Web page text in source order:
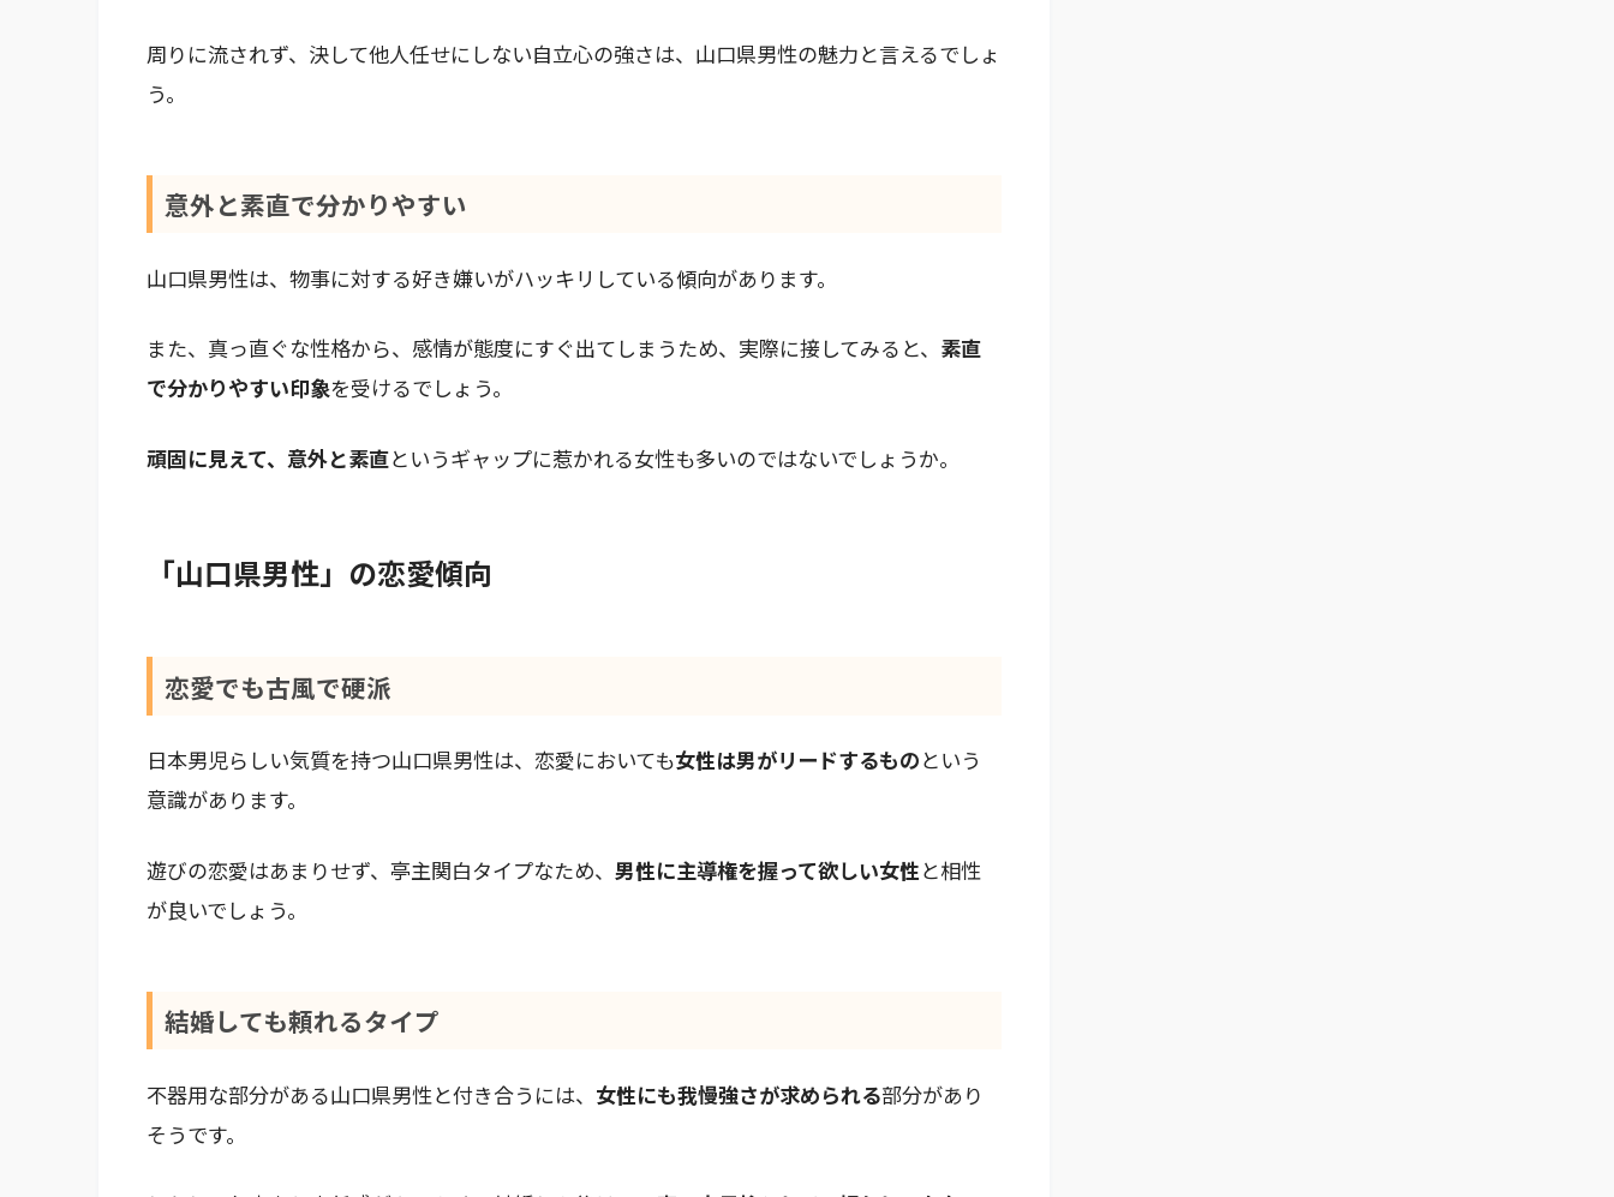
周りに流されず、決して他人任せにしない自立心の強さは、山口県男性の魅力と言えるでしょ
う。
意外と素直で分かりやすい
山口県男性は、物事に対する好き嫌いがハッキリしている傾向があります。
また、真っ直ぐな性格から、感情が態度にすぐ出てしまうため、実際に接してみると、 素直
で分かりやすい印象を受けるでしょう。
頑固に見えて、意外と素直というギャップに惹かれる女性も多いのではないでしょうか。
「山口県男性」の恋愛傾向
恋愛でも古風で硬派
日本男児らしい気質を持つ山口県男性は、恋愛においても女性は男がリードするものという
意識があります。
遊びの恋愛はあまりせず、亭主関白タイプなため、 男性に主導権を握って欲しい女性と相性
が良いでしょう。
結婚しても頼れるタイプ
不器用な部分がある山口県男性と付き合うには、 女性にも我慢強さが求められる部分があり
そうです。